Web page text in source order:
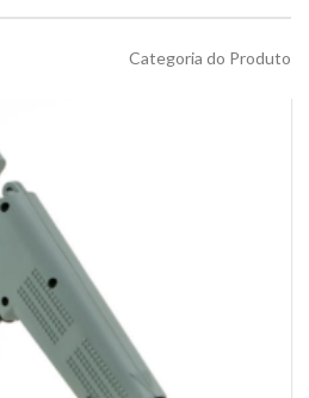
Categoria do Produto